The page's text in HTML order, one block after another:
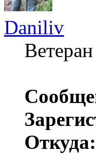
Daniliv
Ветеран
Откуда: